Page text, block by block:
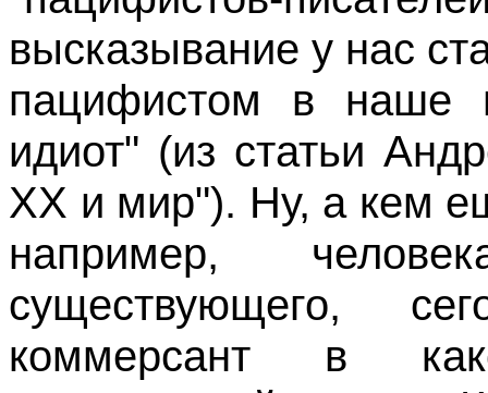
высказывание у нас
пацифистом в наше
идиот" (из статьи
XX и мир"). Ну, а кем
например,
существующего,
коммерсант в